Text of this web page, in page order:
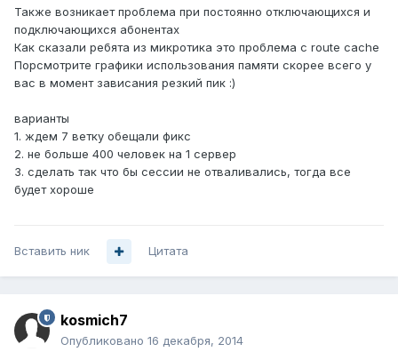
Также возникает проблема при постоянно отключающихся и
подключающихся абонентах
Как сказали ребята из микротика это проблема с route cache
Порсмотрите графики использования памяти скорее всего у
вас в момент зависания резкий пик :)
варианты
1. ждем 7 ветку обещали фикс
2. не больше 400 человек на 1 сервер
3. сделать так что бы сессии не отваливались, тогда все
будет хороше
Вставить ник Цитата
kosmich7
Опубликовано 16 декабря, 2014